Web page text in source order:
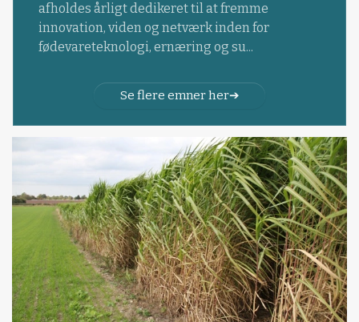
afholdes årligt dedikeret til at fremme
innovation, viden og netværk inden for
fødevareteknologi, ernæring og su...
Se flere emner her